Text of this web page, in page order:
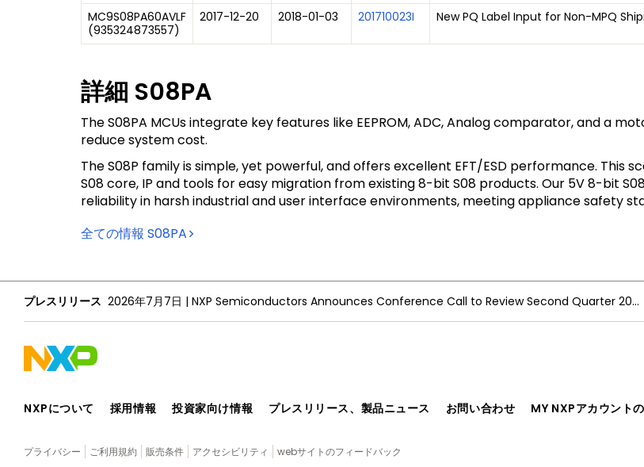
MC9S08PA60AVLF
(935324873557)
2017-12-20 2018-01-03 201710023I New PQ Label Input for Non-MPQ
詳細 S08PA
The S08PA MCUs integrate key features like EEPROM, ADC, Analog comparator, and a
reduce system cost.
The S08P family is simple, yet powerful, and offers excellent EFT/ESD performance. This
S08 core, IP and tools for easy migration from existing 8-bit S08 products. Our 5V 8-bit
reliability in harsh industrial and user interface environments, meeting appliance safety
全ての情報 S08PA
プレスリリース 2026年7月7日 | NXP Semiconductors Announces Conference Call to Review Second Quarter 2026 Financial Results
NXPについて 採用情報 投資家向け情報 プレスリリース、製品ニュース お問い合わせ MY NXPアカウント
プライバシー ご利用規約 販売条件 アクセシビリティ webサイトのフィードバック